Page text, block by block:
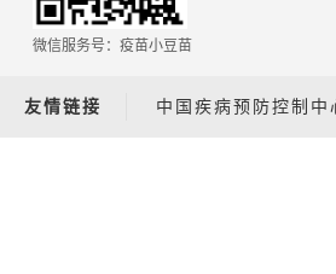
微信服务号：疫苗小豆苗
友情链接 中国疾病预防控制中